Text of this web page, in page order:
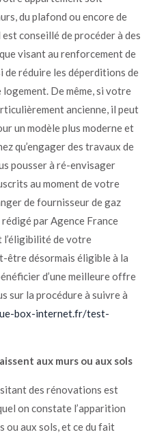
du plafond ou encore de
conseillé de procéder à des
visant au renforcement de
réduire les déperditions de
De même, si votre
ancienne, il peut
un modèle plus moderne et
qu’engager des travaux de
pousser à ré-envisager
au moment de votre
de fournisseur de gaz
rédigé par Agence France
l’éligibilité de votre
être désormais éligible à la
d’une meilleure offre
sur la procédure à suivre à
box-internet.fr/test-
aux murs ou aux sols
des rénovations est
on constate l’apparition
ou aux sols, et ce du fait